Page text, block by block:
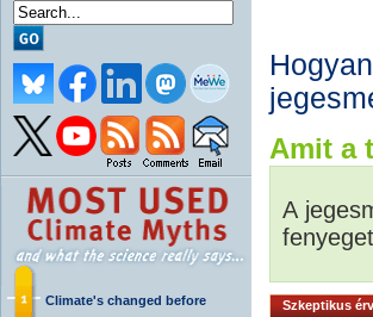
Climate's changed before
Amit a
A
Szkeptikus